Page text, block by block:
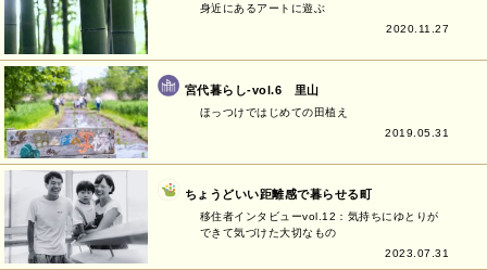
身近にあるアートに遊ぶ
2020.11.27
宮代暮らし-vol.6 里山
ほっつけではじめての田植え
2019.05.31
ちょうどいい距離感で暮らせる町
移住者インタビューvol.12：気持ちにゆとりが
できて気づけた大切なもの
2023.07.31